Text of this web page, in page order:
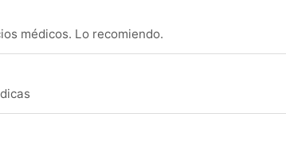
médicos. Lo recomiendo.